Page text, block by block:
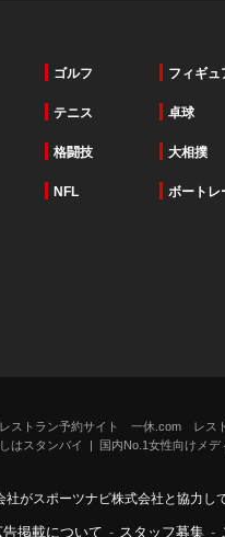
ゴルフ フィギュ
テニス 卓球
格闘技 大相撲
NFL ボートレ
レストラン予約サイト 一休.com レス
はスタンバイ
国内No.1女性向けメデ
がスポーツナビ株式会社と協力し
告掲載について - スタッフ募集 -